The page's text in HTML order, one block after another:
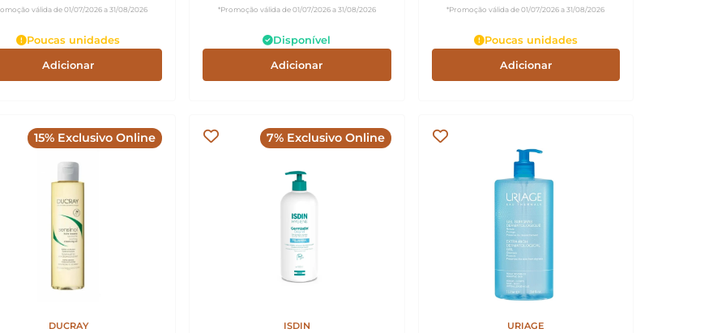
válida de 01/07/2026 a 31/08/2026
Poucas unidades
Adicionar
*Promoção válida de 01/07/2026 a 31/08/2026
Disponível
Adicionar
*Promoção válida de 01/07/2026 a 31/08/2026
Poucas unidades
Adicionar
15% Exclusivo Online
DUCRAY
7% Exclusivo Online
ISDIN URIAGE